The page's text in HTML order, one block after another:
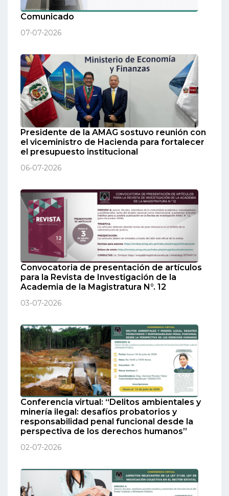
Comunicado
07-07-2026
Presidente de la AMAG sostuvo reunión con
el viceministro de Hacienda para fortalecer
el presupuesto institucional
06-07-2026
Convocatoria de presentación de artículos
para la Revista de Investigación de la
Academia de la Magistratura N°. 12
03-07-2026
Conferencia virtual: “Delitos ambientales y
minería ilegal: desafíos probatorios y
responsabilidad penal funcional desde la
perspectiva de los derechos humanos”
02-07-2026